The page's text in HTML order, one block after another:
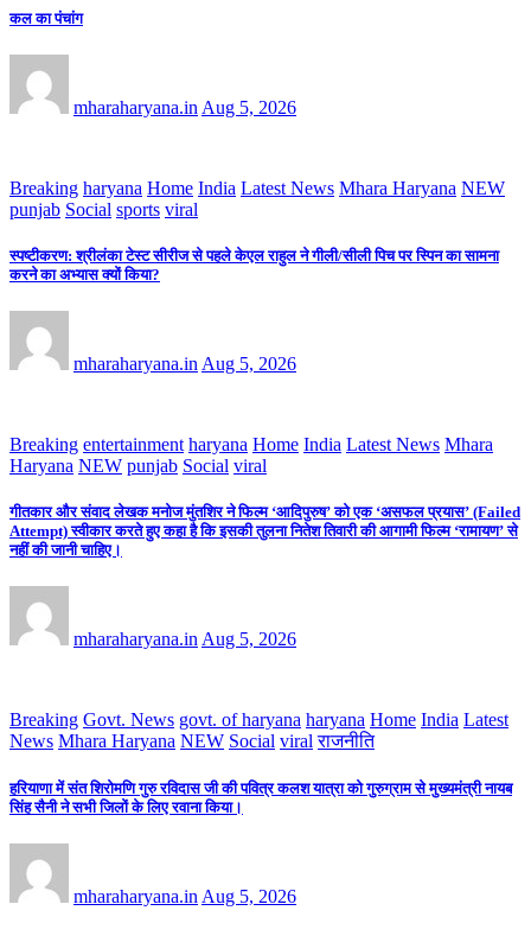
कल का पंचांग
mharaharyana.in Aug 5, 2026
Breaking haryana Home India Latest News Mhara Haryana NEW
punjab Social sports viral
स्पष्टीकरण: श्रीलंका टेस्ट सीरीज से पहले केएल राहुल ने गीली/सीली पिच पर स्पिन का सामना
करने का अभ्यास क्यों किया?
mharaharyana.in Aug 5, 2026
Breaking entertainment haryana Home India Latest News Mhara
Haryana NEW punjab Social viral
गीतकार और संवाद लेखक मनोज मुंतशिर ने फिल्म ‘आदिपुरुष’ को एक ‘असफल प्रयास’ (Failed
Attempt) स्वीकार करते हुए कहा है कि इसकी तुलना नितेश तिवारी की आगामी फिल्म ‘रामायण’ से
नहीं की जानी चाहिए।
mharaharyana.inAug 5, 2026
Breaking Govt. News govt. of haryana haryana Home India Latest
News Mhara Haryana NEW Social viral राजनीति
हरियाणा में संत शिरोमणि गुरु रविदास जी की पवित्र कलश यात्रा को गुरुग्राम से मुख्यमंत्री नायब
सिंह सैनी ने सभी जिलों के लिए रवाना किया।
mharaharyana.in Aug 5, 2026